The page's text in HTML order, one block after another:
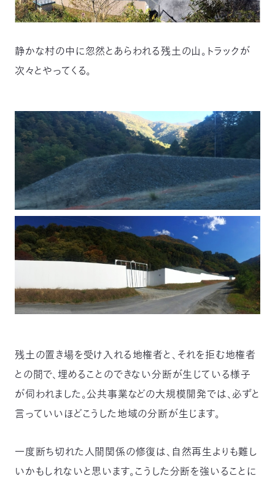
静かな村の中に忽然とあらわれる残土の山。トラックが
次々とやってくる。
残土の置き場を受け入れる地権者と、それを拒む地権者
との間で、埋めることのできない分断が生じている様子
が伺われました。公共事業などの大規模開発では、必ずと
言っていいほどこうした地域の分断が生じます。
一度断ち切れた人間関係の修復は、自然再生よりも難し
いかもしれないと思います。こうした分断を強いることに